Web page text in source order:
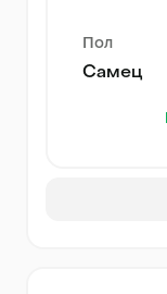
Пол
Самец